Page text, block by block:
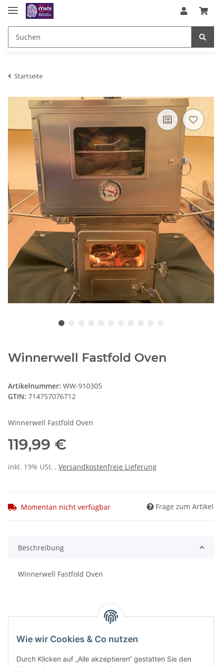
Startseite
Winnerwell Fastfold Oven
Artikelnummer: WW-910305
GTIN: 714757076712
Winnerwell Fastfold Oven
119,99 €
inkl. 19% USt. , Versandkostenfreie Lieferung
Momentan nicht verfügbar Frage zum Artikel
Beschreibung
Winnerwell Fastfold Oven
Benachrichtigen, wenn verfügbar
Wie wir Cookies & Co nutzen
Durch Klicken auf „Alle akzeptieren“ gestatten Sie den